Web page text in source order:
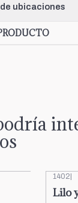
ubicaciones
1402
Lilo